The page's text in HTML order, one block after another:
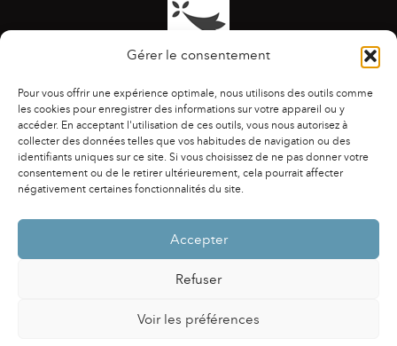
Gérer le consentement
Pour vous offrir une expérience optimale, nous utilisons des outils comme
les cookies pour enregistrer des informations sur votre appareil ou y
accéder. En acceptant l'utilisation de ces outils, vous nous autorisez à
collecter des données telles que vos habitudes de navigation ou des
identifiants uniques sur ce site. Si vous choisissez de ne pas donner votre
consentement ou de le retirer ultérieurement, cela pourrait affecter
négativement certaines fonctionnalités du site.
Accepter
Refuser
Voir les préférences
ACCESSIBILITÉ | AGENDA | ASSOCIATIONS
|
CONTACTS
PUBLICATIONS | ESPACE PRESSE